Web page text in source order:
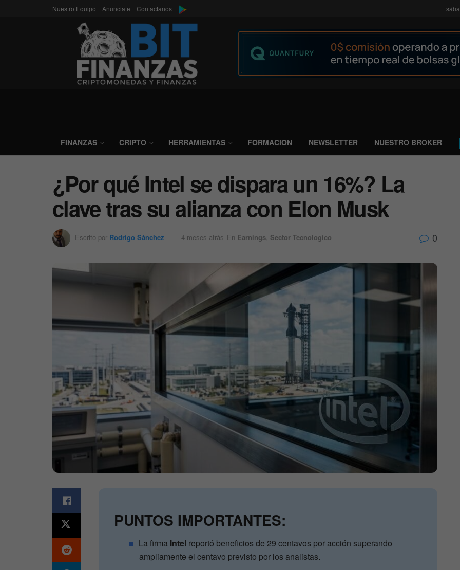
Nuestro Equipo Anunciate Contactanos
FINANZAS CRIPTO HERRAMIENTAS FORMACION NEWSLETTER NUESTRO BROKER
¿Por qué Intel se dispara un 16%? La
clave tras su alianza con Elon Musk
Escrito por Rodrigo Sánchez 4 meses atrás En Earnings Sector Tecnologico 0
PUNTOS IMPORTANTES:
La firma Intel reportó beneficios de 29 centavos por acción superando
ampliamente el centavo previsto por los analistas.